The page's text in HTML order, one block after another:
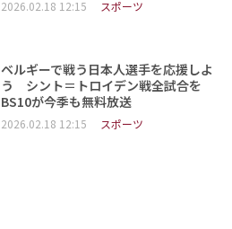
2026.02.18 12:15 スポーツ
ベルギーで戦う日本人選手を応援しよ
う シント＝トロイデン戦全試合を
BS10が今季も無料放送
2026.02.18 12:15 スポーツ